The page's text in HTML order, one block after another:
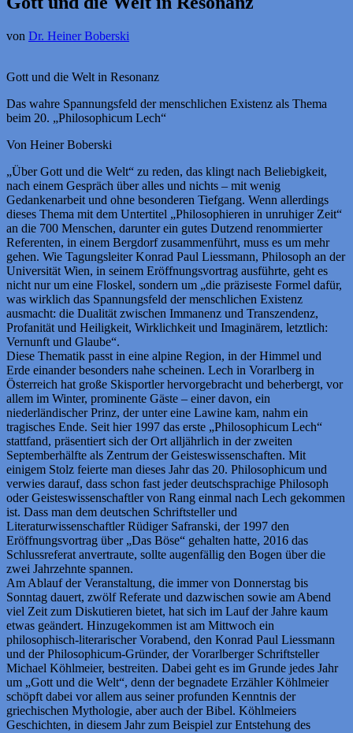
von Dr. Heiner Boberski
Gott und die Welt in Resonanz
Das wahre Spannungsfeld der menschlichen Existenz als Thema
beim 20. „Philosophicum Lech“
Von Heiner Boberski
„Über Gott und die Welt“ zu reden, das klingt nach Beliebigkeit,
nach einem Gespräch über alles und nichts – mit wenig
Gedankenarbeit und ohne besonderen Tiefgang. Wenn allerdings
dieses Thema mit dem Untertitel „Philosophieren in unruhiger Zeit“
an die 700 Menschen, darunter ein gutes Dutzend renommierter
Referenten, in einem Bergdorf zusammenführt, muss es um mehr
gehen. Wie Tagungsleiter Konrad Paul Liessmann, Philosoph an der
Universität Wien, in seinem Eröffnungsvortrag ausführte, geht es
nicht nur um eine Floskel, sondern um „die präziseste Formel dafür,
was wirklich das Spannungsfeld der menschlichen Existenz
ausmacht: die Dualität zwischen Immanenz und Transzendenz,
Profanität und Heiligkeit, Wirklichkeit und Imaginärem, letztlich:
Vernunft und Glaube“.
Diese Thematik passt in eine alpine Region, in der Himmel und
Erde einander besonders nahe scheinen. Lech in Vorarlberg in
Österreich hat große Skisportler hervorgebracht und beherbergt, vor
allem im Winter, prominente Gäste – einer davon, ein
niederländischer Prinz, der unter eine Lawine kam, nahm ein
tragisches Ende. Seit hier 1997 das erste „Philosophicum Lech“
stattfand, präsentiert sich der Ort alljährlich in der zweiten
Septemberhälfte als Zentrum der Geisteswissenschaften. Mit
einigem Stolz feierte man dieses Jahr das 20. Philosophicum und
verwies darauf, dass schon fast jeder deutschsprachige Philosoph
oder Geisteswissenschaftler von Rang einmal nach Lech gekommen
ist. Dass man dem deutschen Schriftsteller und
Literaturwissenschaftler Rüdiger Safranski, der 1997 den
Eröffnungsvortrag über „Das Böse“ gehalten hatte, 2016 das
Schlussreferat anvertraute, sollte augenfällig den Bogen über die
zwei Jahrzehnte spannen.
Am Ablauf der Veranstaltung, die immer von Donnerstag bis
Sonntag dauert, zwölf Referate und dazwischen sowie am Abend
viel Zeit zum Diskutieren bietet, hat sich im Lauf der Jahre kaum
etwas geändert. Hinzugekommen ist am Mittwoch ein
philosophisch-literarischer Vorabend, den Konrad Paul Liessmann
und der Philosophicum-Gründer, der Vorarlberger Schriftsteller
Michael Köhlmeier, bestreiten. Dabei geht es im Grunde jedes Jahr
um „Gott und die Welt“, denn der begnadete Erzähler Köhlmeier
schöpft dabei vor allem aus seiner profunden Kenntnis der
griechischen Mythologie, aber auch der Bibel. Köhlmeiers
Geschichten, in diesem Jahr zum Beispiel zur Entstehung des